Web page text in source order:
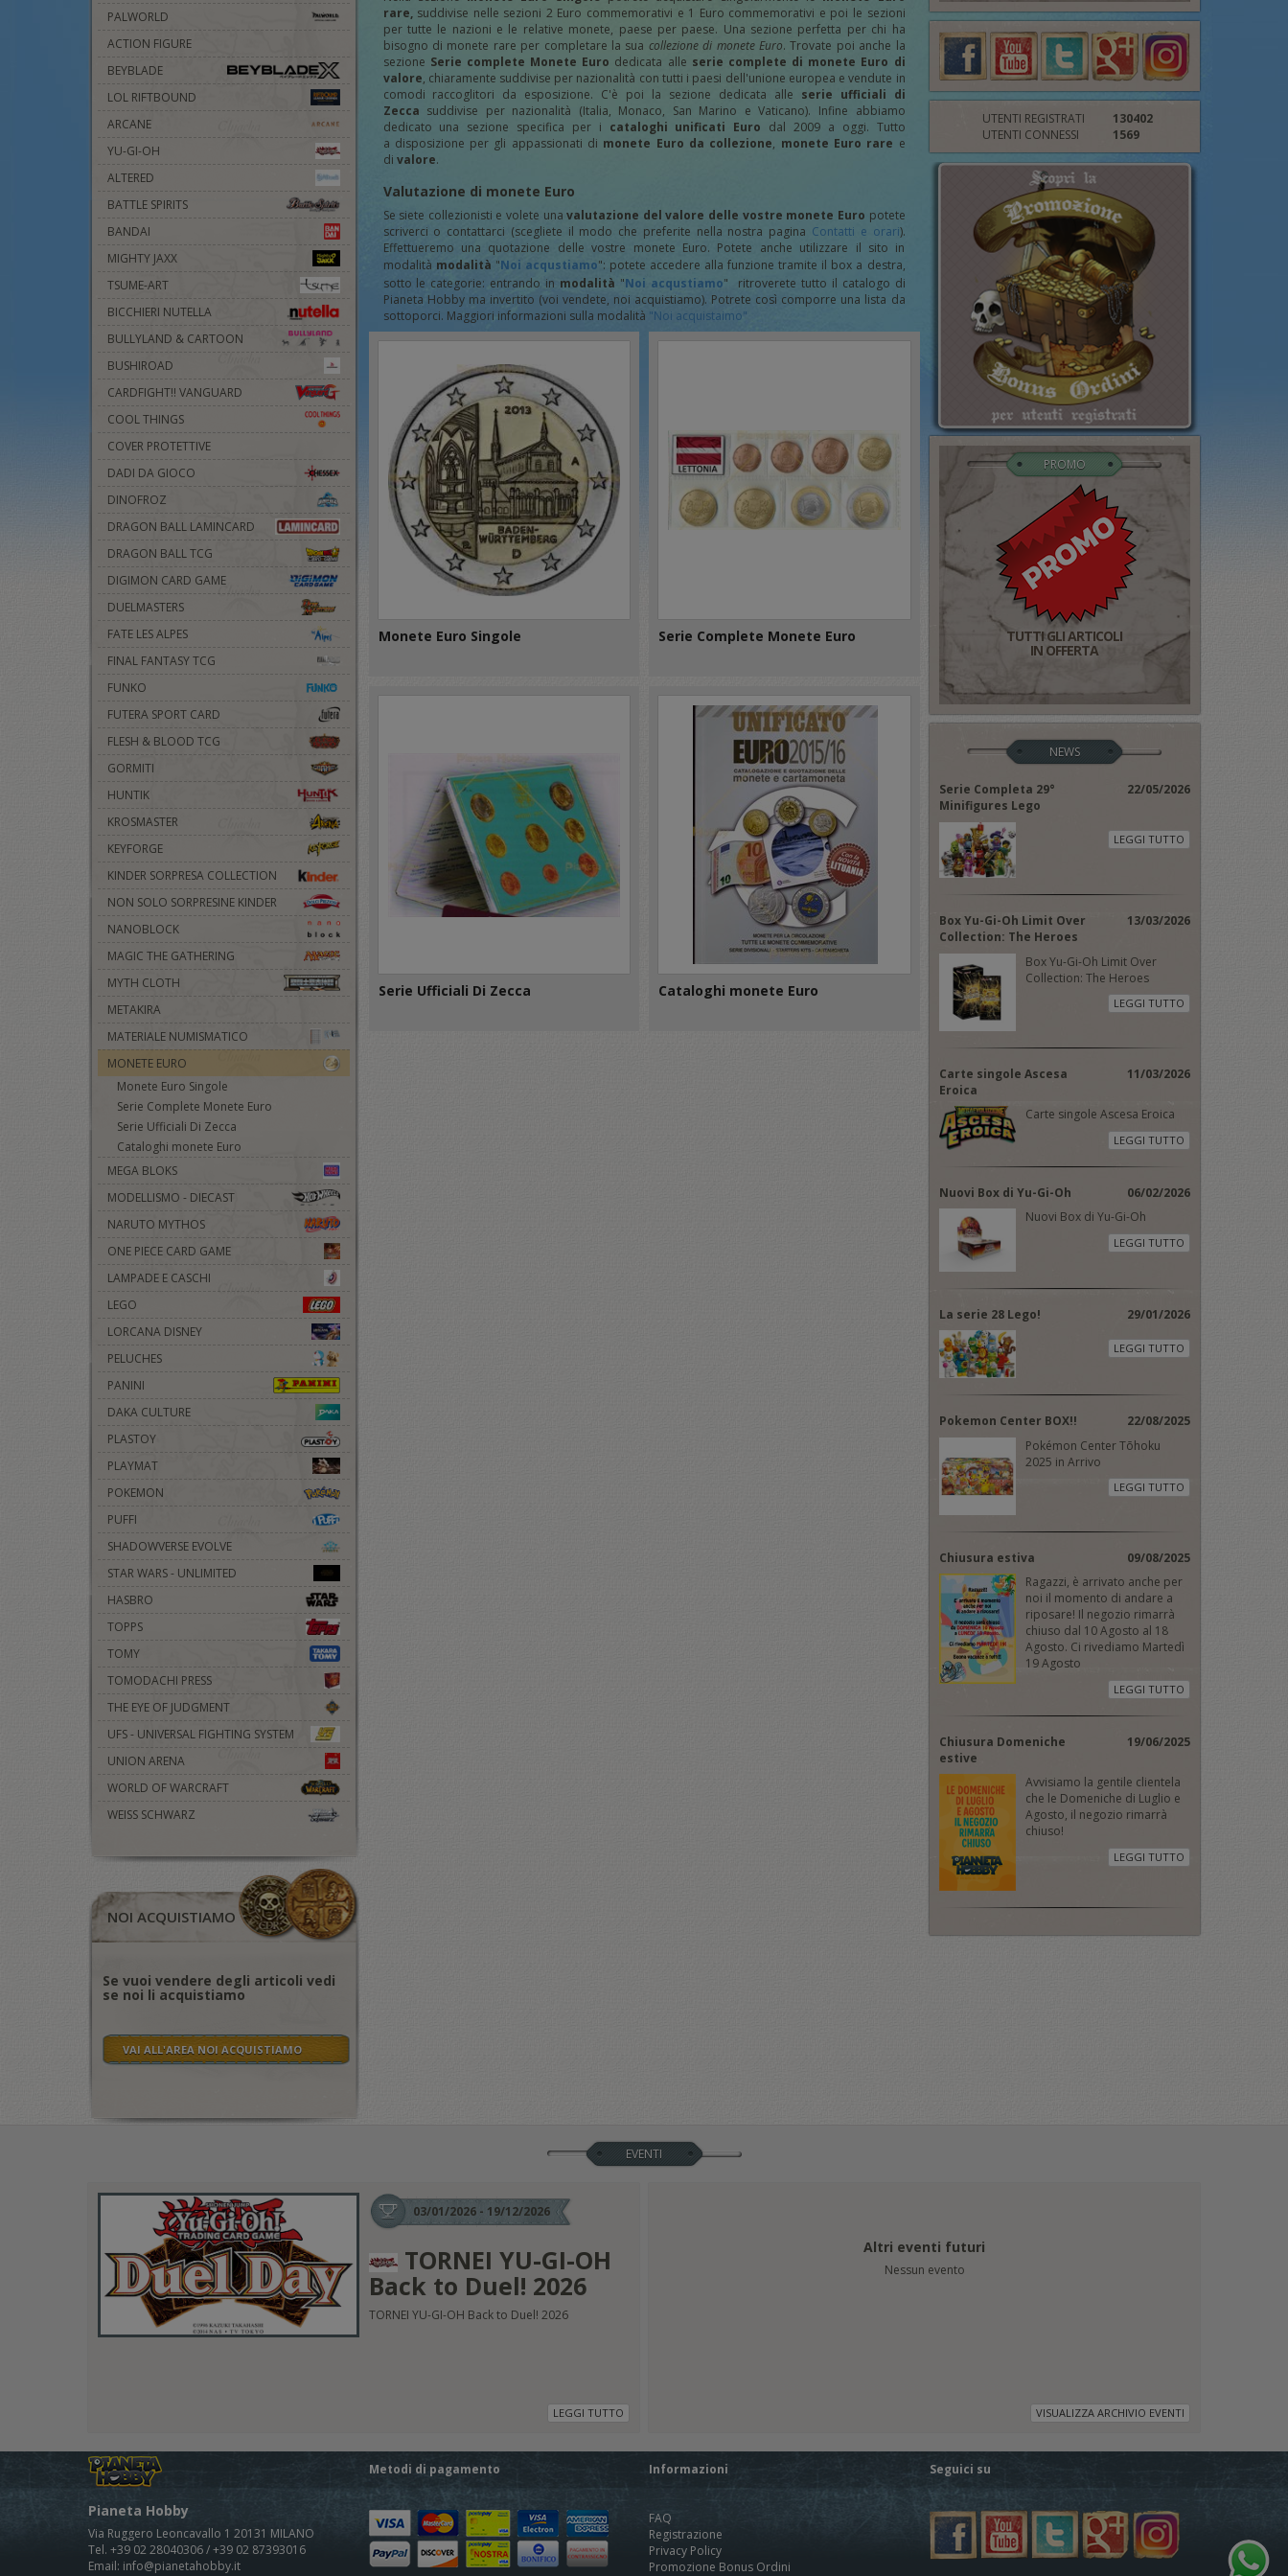
PALWORLD
ACTION FIGURE
BEYBLADE
LOL RIFTBOUND
ARCANE
YU-GI-OH
ALTERED
BATTLE SPIRITS
BANDAI
MIGHTY JAXX
TSUME-ART
BICCHIERI NUTELLA
BULLYLAND & CARTOON
BUSHIROAD
CARDFIGHT!! VANGUARD
COOL THINGS
COVER PROTETTIVE
DADI DA GIOCO
DINOFROZ
DRAGON BALL LAMINCARD
DRAGON BALL TCG
DIGIMON CARD GAME
DUELMASTERS
FATE LES ALPES
FINAL FANTASY TCG
FUNKO
FUTERA SPORT CARD
FLESH & BLOOD TCG
GORMITI
HUNTIK
KROSMASTER
KEYFORGE
KINDER SORPRESA COLLECTION
NON SOLO SORPRESINE KINDER
NANOBLOCK
MAGIC THE GATHERING
MYTH CLOTH
METAKIRA
MATERIALE NUMISMATICO
MONETE EURO
Monete Euro Singole
Serie Complete Monete Euro
Serie Ufficiali Di Zecca
Cataloghi monete Euro
MEGA BLOKS
MODELLISMO - DIECAST
NARUTO MYTHOS
ONE PIECE CARD GAME
LAMPADE E CASCHI
LEGO
LORCANA DISNEY
PELUCHES
PANINI
DAKA CULTURE
PLASTOY
PLAYMAT
POKEMON
PUFFI
SHADOWVERSE EVOLVE
STAR WARS - UNLIMITED
HASBRO
TOPPS
TOMY
TOMODACHI PRESS
THE EYE OF JUDGMENT
UFS - UNIVERSAL FIGHTING SYSTEM
UNION ARENA
WORLD OF WARCRAFT
WEISS SCHWARZ
NOI ACQUISTIAMO
Se vuoi vendere degli articoli vedi
se noi li acquistiamo
VAI ALL'AREA NOI ACQUISTIAMO
rare,suddivise nelle sezioni 2 Euro commemorativi e 1 Euro commemorativi e poi le sezioni
per tutte le nazioni e le relative monete, paese per paese. Una sezione perfetta per chi ha
bisogno di monete rare per completare la sua collezione di monete Euro. Trovate poi anche la
sezione Serie complete Monete Euro dedicata alle serie complete di monete Euro di
valore, chiaramente suddivise per nazionalità con tutti i paesi dell'unione europea e vendute in
comodi raccoglitori da esposizione. C'è poi la sezione dedicata alle serie ufficiali di
Zecca suddivise per nazionalità (Italia, Monaco, San Marino e Vaticano). Infine abbiamo
dedicato una sezione specifica per i cataloghi unificati Euro dal 2009 a oggi. Tutto
a disposizione per gli appassionati di monete Euro da collezione, monete Euro rare e
di valore.
Valutazione di monete Euro
Se siete collezionisti e volete unavalutazione del valore delle vostre monete Euro potete
scriverci o contattarci (scegliete il modo che preferite nella nostra pagina Contatti e orari).
Effettueremo una quotazione delle vostre monete Euro. Potete anche utilizzare il sito in
modalità modalità "Noi acqustiamo": potete accedere alla funzione tramite il box a destra,
sotto le categorie: entrando in modalità "Noi acqustiamo" ritroverete tutto il catalogo di
Pianeta Hobby ma invertito (voi vendete, noi acquistiamo). Potrete così comporre una lista da
sottoporci. Maggiori informazioni sulla modalità "Noi acquistaimo"
Monete Euro Singole Serie Complete Monete Euro
Serie Ufficiali Di Zecca Cataloghi monete Euro
UTENTI REGISTRATI
130402
UTENTI CONNESSI
1569
PROMO
TUTTI GLI ARTICOLI
IN OFFERTA
NEWS
Serie Completa 29°
Minifigures Lego
22/05/2026
LEGGI TUTTO
Box Yu-Gi-Oh Limit Over
Collection: The Heroes
13/03/2026
Box Yu-Gi-Oh Limit Over
Collection: The Heroes
LEGGI TUTTO
Carte singole Ascesa
Eroica
11/03/2026
Carte singole Ascesa Eroica
LEGGI TUTTO
Nuovi Box di Yu-Gi-Oh
06/02/2026
Nuovi Box di Yu-Gi-Oh
LEGGI TUTTO
La serie 28 Lego! 29/01/2026
LEGGI TUTTO
Pokemon Center BOX!!
22/08/2025
Pokémon Center Tōhoku
2025 in Arrivo
LEGGI TUTTO
Chiusura estiva
09/08/2025
Ragazzi, è arrivato anche per
noi il momento di andare a
riposare! Il negozio rimarrà
chiuso dal 10 Agosto al 18
Agosto. Ci rivediamo Martedì
19 Agosto
LEGGI TUTTO
Chiusura Domeniche
estive
19/06/2025
Avvisiamo la gentile clientela
che le Domeniche di Luglio e
Agosto, il negozio rimarrà
chiuso!
LEGGI TUTTO
EVENTI
03/01/2026 - 19/12/2026
TORNEI YU-GI-OH
Back to Duel! 2026
TORNEI YU-GI-OH Back to Duel! 2026
LEGGI TUTTO
Altri eventi futuri
Nessun evento
VISUALIZZA ARCHIVIO EVENTI
Pianeta Hobby
Via Ruggero Leoncavallo 1 20131 MILANO
Tel. +39 02 28040306 / +39 02 87393016
Email: info@pianetahobby.it
Metodi di pagamento Informazioni
FAQ
Registrazione
Privacy Policy
Promozione Bonus Ordini
Seguici su